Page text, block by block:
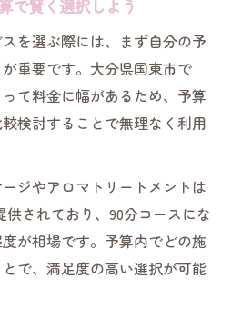
で賢く選択しよう
を選ぶ際には、まず自分の予
重要です。大分県国東市で
て料金に幅があるため、予算
検討することで無理なく利用
ジやアロマトリートメントは
供されており、90分コースにな
度が相場です。予算内でどの施
で、満足度の高い選択が可能